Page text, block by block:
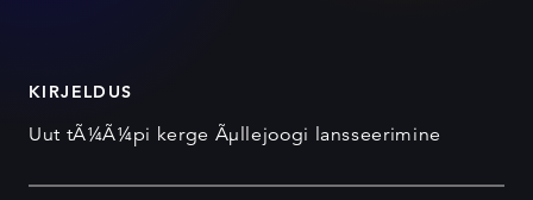
KIRJELDUS
Uut tÃ¼Ã¼pi kerge Ãµllejoogi lansseerimine